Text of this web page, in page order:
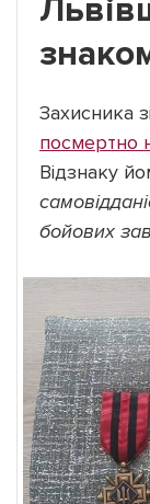
Захисника
посмертно
Відзнаку
бойових